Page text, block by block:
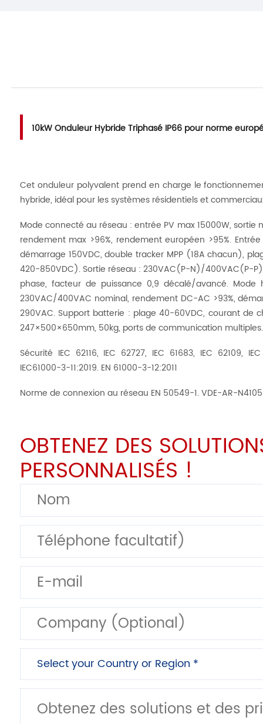
10kW Onduleur Hybride Triphasé IP66 pour norme
Cet onduleur polyvalent prend en charge le
hybride, idéal pour les systèmes résidentiels et
Mode connecté au réseau : entrée PV max 15000W, sortie
rendement max >96%, rendement européen >95%.
démarrage 150VDC, double tracker MPP (18A chacun),
420-850VDC). Sortie réseau : 230VAC(P-N)/400VAC(P-
phase, facteur de puissance 0,9 décalé/avancé. Mode
230VAC/400VAC nominal, rendement DC-AC >93%,
290VAC. Support batterie : plage 40-60VDC, courant de
247×500×650mm, 50kg, ports de communication multiples.
Sécurité IEC 62116, IEC 62727, IEC 61683, IEC 62109,
IEC61000-3-11:2019. EN 61000-3-12:2011
Norme de connexion au réseau EN 50549-1. VDE-AR-N4105
OBTENEZ DES
PERSONNALISÉS !